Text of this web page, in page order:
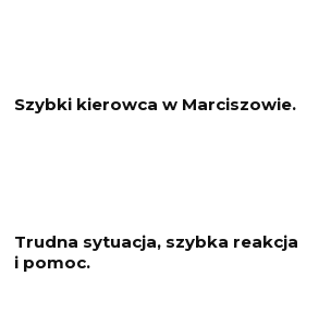
Szybki kierowca w Marciszowie.
Trudna sytuacja, szybka reakcja
i pomoc.